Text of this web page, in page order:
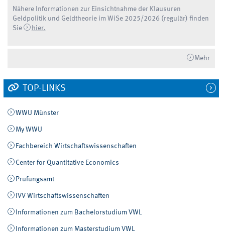
Nähere Informationen zur Einsichtnahme der Klausuren
Geldpolitik und Geldtheorie im WiSe 2025/2026 (regulär) finden
Sie
hier.
Mehr
TOP-LINKS
WWU Münster
My WWU
Fachbereich Wirtschaftswissenschaften
Center for Quantitative Economics
Prüfungsamt
IVV Wirtschaftswissenschaften
Informationen zum Bachelorstudium VWL
Informationen zum Masterstudium VWL